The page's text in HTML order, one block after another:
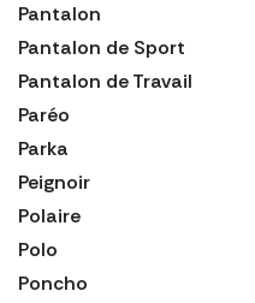
Pantalon
Pantalon de Sport
Pantalon de Travail
Paréo
Parka
Peignoir
Polaire
Polo
Poncho